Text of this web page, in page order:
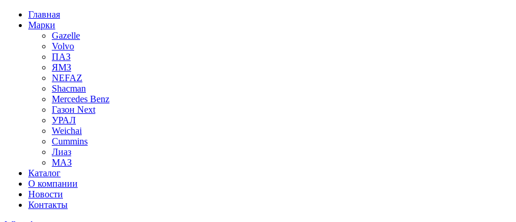
Главная
Марки
Gazelle
Volvo
ПАЗ
ЯМЗ
NEFAZ
Shacman
Mercedes Benz
Газон Next
УРАЛ
Weichai
Cummins
Лиаз
МАЗ
Каталог
О компании
Новости
Контакты